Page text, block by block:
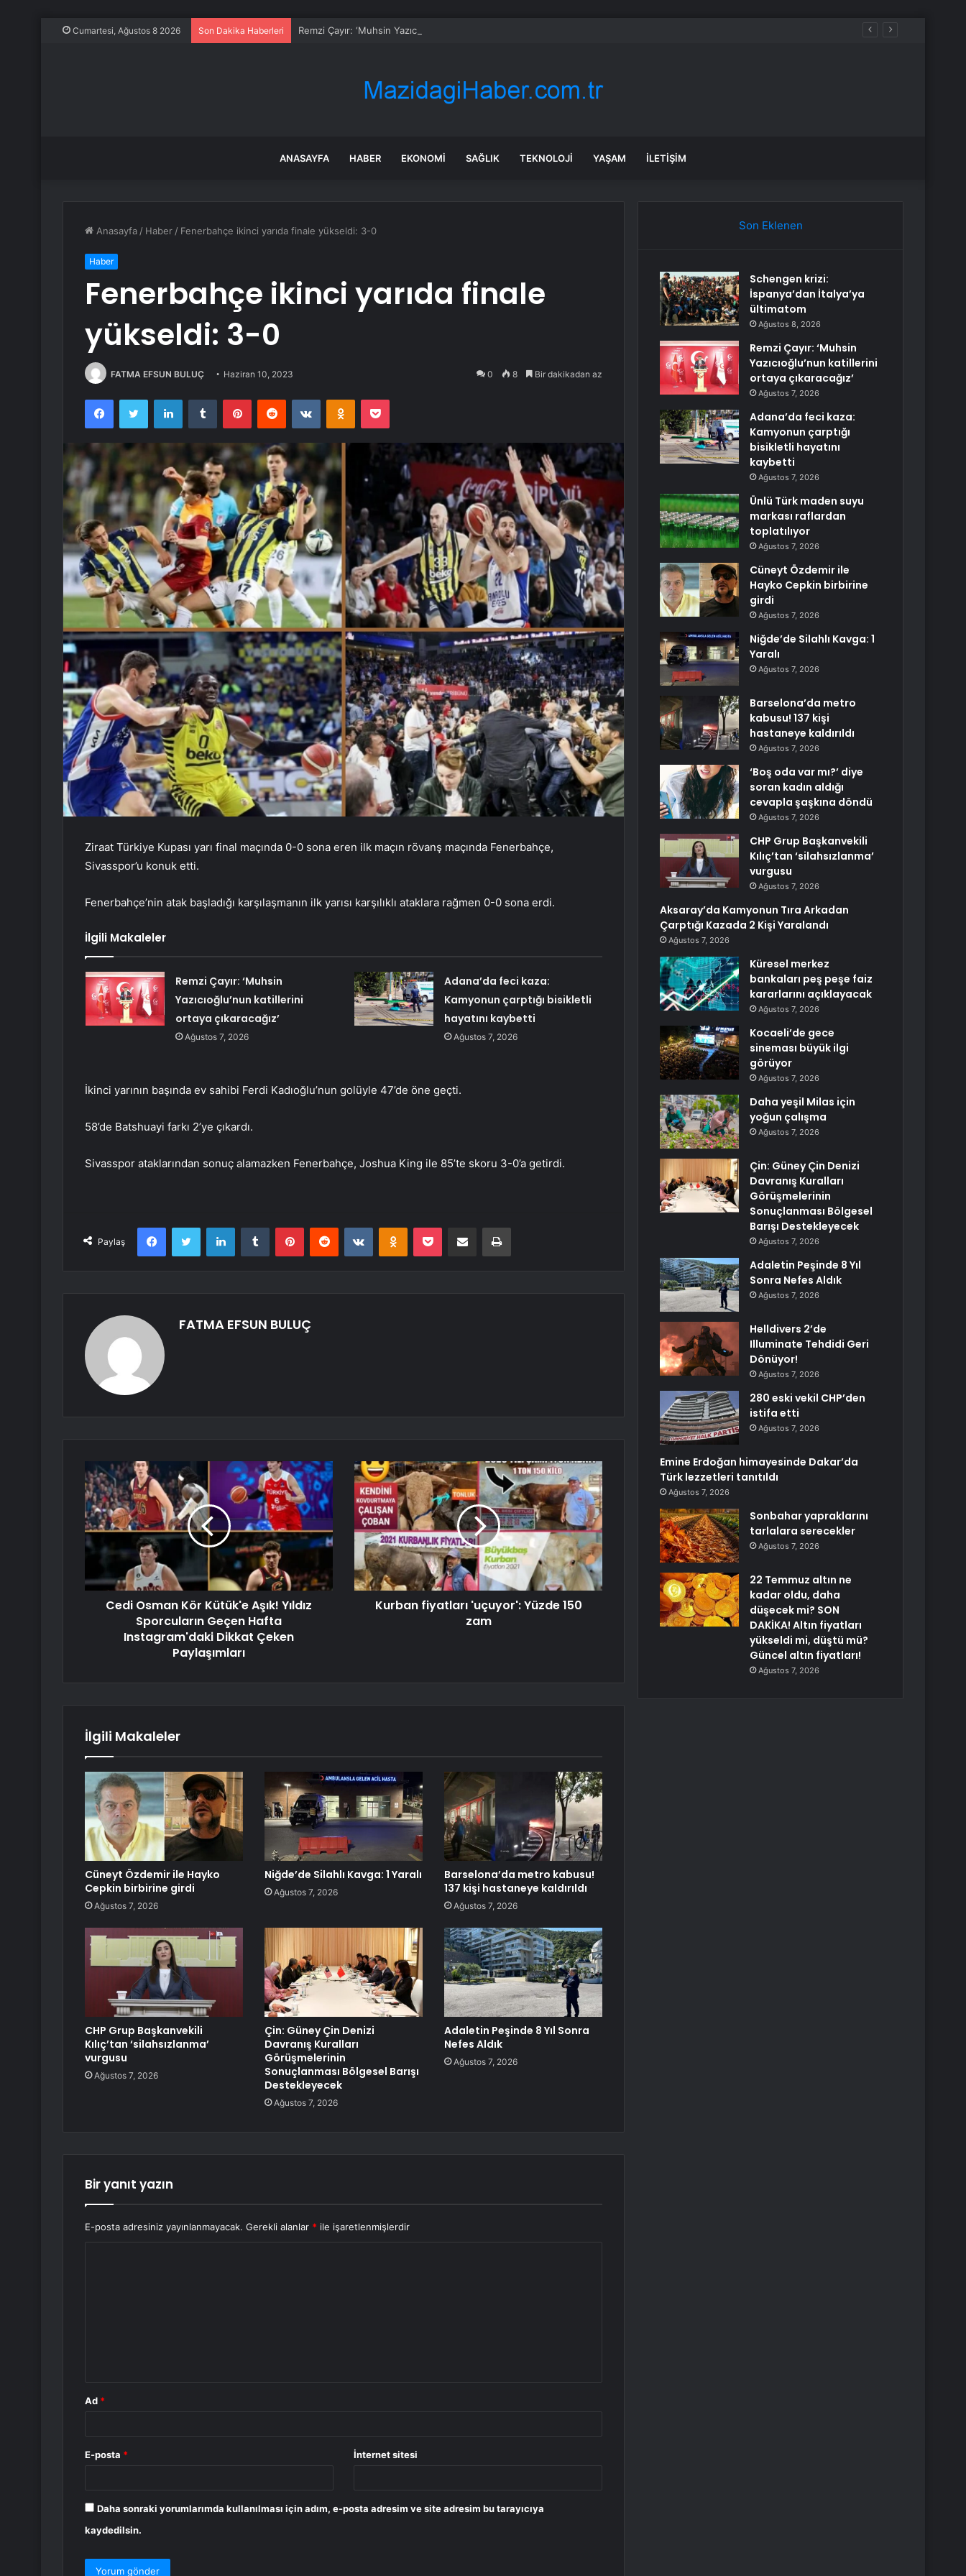
Cumartesi, Ağustos 8 2026 Son Dakika Haberleri Remzi Çayır: ‘Muhsin Yazıcıoğlu’nun katillerini ortaya çıkaracağız’
ANASAYFA HABER EKONOMI SAĞLIK TEKNOLOJI YAŞAM İLETIŞIM
Anasayfa / Haber / Fenerbahçe ikinci yarıda finale yükseldi: 3-0
Haber
Fenerbahçe ikinci yarıda finale
yükseldi: 3-0
FATMA EFSUN BULUÇ Haziran 10, 2023 0 8 Bir dakikadan az
FacebookTwitter LinkedInTumblr PinterestReddit VKontakteOdnoklassniki
Pocket
Ziraat Türkiye Kupası yarı final maçında 0-0 sona eren ilk maçın rövanş maçında Fenerbahçe,
Sivasspor’u konuk etti.
Fenerbahçe’nin atak başladığı karşılaşmanın ilk yarısı karşılıklı ataklara rağmen 0-0 sona erdi.
İlgili Makaleler
Remzi Çayır: ‘Muhsin
Yazıcıoğlu’nun katillerini
ortaya çıkaracağız’
Ağustos 7, 2026
Adana’da feci kaza:
Kamyonun çarptığı bisikletli
hayatını kaybetti
Ağustos 7, 2026
İkinci yarının başında ev sahibi Ferdi Kadıoğlu’nun golüyle 47’de öne geçti.
58’de Batshuayi farkı 2’ye çıkardı.
Sivasspor ataklarından sonuç alamazken Fenerbahçe, Joshua King ile 85’te skoru 3-0’a getirdi.
Paylaş
FacebookTwitter LinkedInTumblr PinterestReddit VKontakteOdnoklassniki
Pocket E-Posta ile paylaş Yazdır
FATMA EFSUN BULUÇ
Cedi Osman Kör Kütük'e Aşık! Yıldız
Sporcuların Geçen Hafta
Instagram'daki Dikkat Çeken
Paylaşımları
Kurban fiyatları 'uçuyor': Yüzde 150
zam
İlgili Makaleler
Cüneyt Özdemir ile Hayko
Cepkin birbirine girdi
Ağustos 7, 2026
Niğde’de Silahlı Kavga: 1 Yaralı
Ağustos 7, 2026
Barselona’da metro kabusu!
137 kişi hastaneye kaldırıldı
Ağustos 7, 2026
CHP Grup Başkanvekili
Kılıç’tan ‘silahsızlanma’
vurgusu
Ağustos 7, 2026
Çin: Güney Çin Denizi
Davranış Kuralları
Görüşmelerinin
Sonuçlanması Bölgesel Barışı
Destekleyecek
Ağustos 7, 2026
Adaletin Peşinde 8 Yıl Sonra
Nefes Aldık
Ağustos 7, 2026
Bir yanıt yazın
E-posta adresiniz yayınlanmayacak. Gerekli alanlar * ile işaretlenmişlerdir
Ad *
E-posta * İnternet sitesi
Daha sonraki yorumlarımda kullanılması için adım, e-posta adresim ve site adresim bu tarayıcıya
kaydedilsin.
Son Eklenen
Schengen krizi:
İspanya’dan İtalya’ya
ültimatom
Ağustos 8, 2026
Remzi Çayır: ‘Muhsin
Yazıcıoğlu’nun katillerini
ortaya çıkaracağız’
Ağustos 7, 2026
Adana’da feci kaza:
Kamyonun çarptığı
bisikletli hayatını
kaybetti
Ağustos 7, 2026
Ünlü Türk maden suyu
markası raflardan
toplatılıyor
Ağustos 7, 2026
Cüneyt Özdemir ile
Hayko Cepkin birbirine
girdi
Ağustos 7, 2026
Niğde’de Silahlı Kavga: 1
Yaralı
Ağustos 7, 2026
Barselona’da metro
kabusu! 137 kişi
hastaneye kaldırıldı
Ağustos 7, 2026
‘Boş oda var mı?’ diye
soran kadın aldığı
cevapla şaşkına döndü
Ağustos 7, 2026
CHP Grup Başkanvekili
Kılıç’tan ‘silahsızlanma’
vurgusu
Ağustos 7, 2026
Aksaray’da Kamyonun Tıra Arkadan
Çarptığı Kazada 2 Kişi Yaralandı
Ağustos 7, 2026
Küresel merkez
bankaları peş peşe faiz
kararlarını açıklayacak
Ağustos 7, 2026
Kocaeli’de gece
sineması büyük ilgi
görüyor
Ağustos 7, 2026
Daha yeşil Milas için
yoğun çalışma
Ağustos 7, 2026
Çin: Güney Çin Denizi
Davranış Kuralları
Görüşmelerinin
Sonuçlanması Bölgesel
Barışı Destekleyecek
Ağustos 7, 2026
Adaletin Peşinde 8 Yıl
Sonra Nefes Aldık
Ağustos 7, 2026
Helldivers 2’de
Illuminate Tehdidi Geri
Dönüyor!
Ağustos 7, 2026
280 eski vekil CHP’den
istifa etti
Ağustos 7, 2026
Emine Erdoğan himayesinde Dakar’da
Türk lezzetleri tanıtıldı
Ağustos 7, 2026
Sonbahar yapraklarını
tarlalara serecekler
Ağustos 7, 2026
22 Temmuz altın ne
kadar oldu, daha
düşecek mi? SON
DAKİKA! Altın fiyatları
yükseldi mi, düştü mü?
Güncel altın fiyatları!
Ağustos 7, 2026